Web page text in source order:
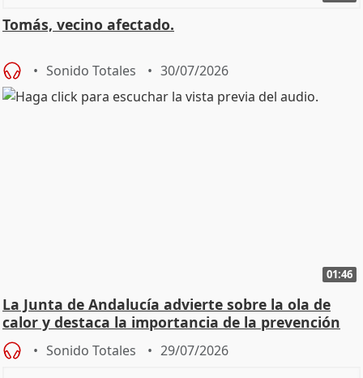
Tomás, vecino afectado.
Sonido Totales 30/07/2026
01:46
La Junta de Andalucía advierte sobre la ola de
calor y destaca la importancia de la prevención
Sonido Totales 29/07/2026